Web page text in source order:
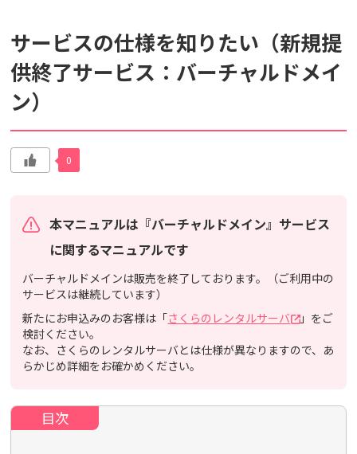
検索対象
すべて
サポート情報
よくあるご質問
動画マニュアル
個人情報保護のため、お名前や連絡先、会員IDを入力しないでください。
サイト内検索について
サービスの仕様を知りたい（新規提
供終了サービス：バーチャルドメイ
ン）
0
本マニュアルは『バーチャルドメイン』サービス
に関するマニュアルです
バーチャルドメインは販売を終了しております。（ご利用中の
サービスは継続しています）
新たにお申込みのお客様は「さくらのレンタルサーバ
」をご
検討ください。
なお、さくらのレンタルサーバとは仕様が異なりますので、あ
らかじめ詳細をお確かめください。